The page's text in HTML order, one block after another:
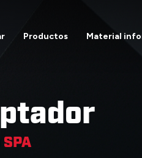
Productos Material